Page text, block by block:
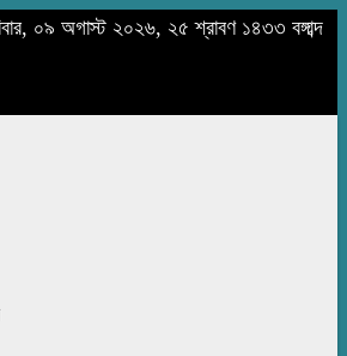
০৯ অগাস্ট ২০২৬, ২৫ শ্রাবণ ১৪৩৩ বঙ্গাব্দ